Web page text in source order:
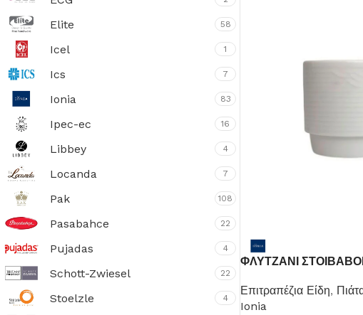
Ποτήρια
Δείτε Περισσότερα
Elite 58
Icel 1
Ics 7
Ionia 83
Ipec-ec 16
Libbey 4
Locanda 7
Pak 108
Pasabahce 22
Pujadas 4
Schott-Zwiesel 22
Stoelzle 4
ΦΛΥΤΖΑΝΙ
Επιτραπέζια Είδη,
Ionia